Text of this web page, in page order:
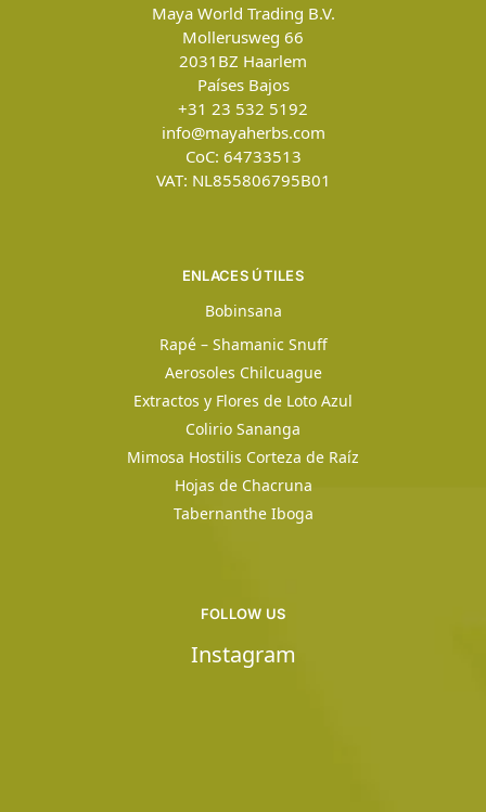
Maya World Trading B.V.
Mollerusweg 66
2031BZ Haarlem
Países Bajos
+31 23 532 5192
info@mayaherbs.com
CoC: 64733513
VAT: NL855806795B01
ENLACES ÚTILES
Bobinsana
Rapé – Shamanic Snuff
Aerosoles Chilcuague
Extractos y Flores de Loto Azul
Colirio Sananga
Mimosa Hostilis Corteza de Raíz
Hojas de Chacruna
Tabernanthe Iboga
FOLLOW US
Instagram